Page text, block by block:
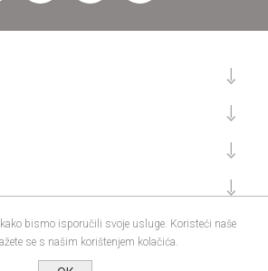
Powered bynopCommerce
bismo isporučili svoje usluge. Koristeći naše
se s našim korištenjem kolačića.